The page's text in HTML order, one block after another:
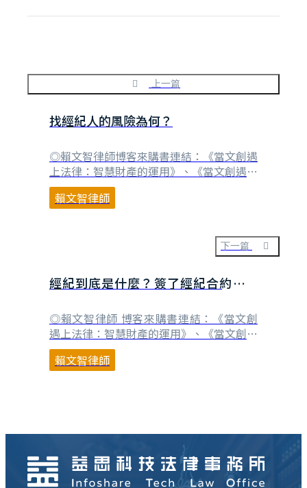
上一篇
找經紀人的風險為何？
◎賴文智律師博客來購書連結：《當文創遇
上法律：智慧財產的運用》、《當文創遇上
法律：讀懂經紀合約書》、《當文創遇上法
律：讀懂IP授權合約》 理論上經紀人應該
員或創作者就是不同的主體，必然會有不同
的利益考量，對於經紀人最好的，未必是對
演藝人員或創作⋯
賴文智律師
下一篇
經紀到底是什麼？簽了經紀合約會變
◎賴文智律師 博客來購書連結：《當文創
遇上法律：智慧財產的運用》、《當文創遇
上法律：讀懂經紀合約書》、《當文創遇上
法律：讀懂IP授權合約》 「經紀」是很有
類似的工作，只不過⋯
賴文智律師